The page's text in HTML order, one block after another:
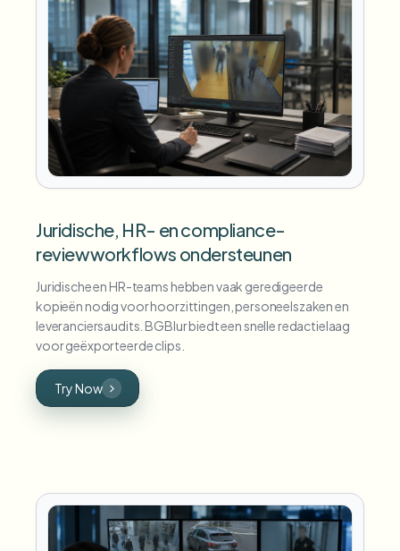
Juridische, HR- en compliance-
reviewworkflows ondersteunen
Juridische en HR-teams hebben vaak geredigeerde
kopieën nodig voor hoorzittingen, personeelszaken en
leveranciersaudits. BGBlur biedt een snelle redactielaag
voor geëxporteerde clips.
Try Now